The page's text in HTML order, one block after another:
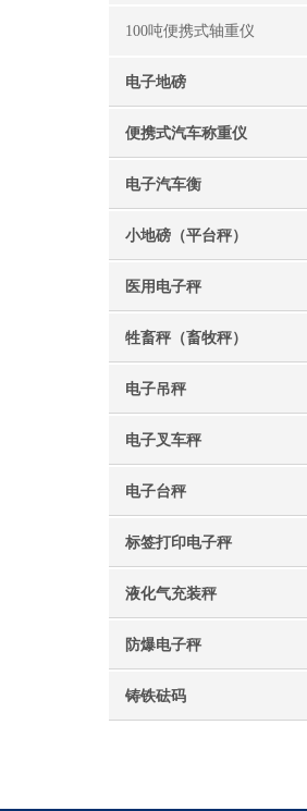
100吨便携式轴重仪
电子地磅
便携式汽车称重仪
电子汽车衡
小地磅（平台秤）
医用电子秤
牲畜秤（畜牧秤）
电子吊秤
电子叉车秤
电子台秤
标签打印电子秤
液化气充装秤
防爆电子秤
铸铁砝码